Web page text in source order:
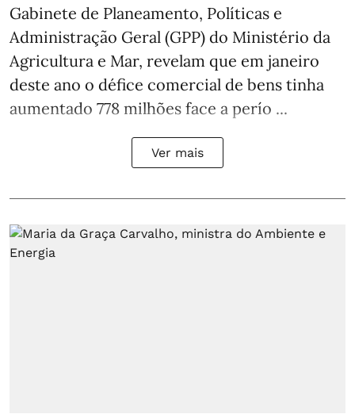
Gabinete de Planeamento, Políticas e
Administração Geral (GPP) do Ministério da
Agricultura e Mar, revelam que em janeiro
deste ano o défice comercial de bens tinha
aumentado 778 milhões face a perío ...
Ver mais